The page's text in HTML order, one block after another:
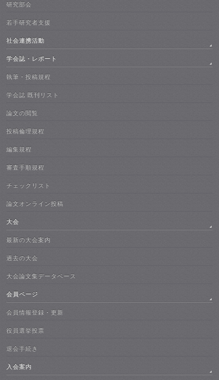
研究部会
若手研究者支援
社会連携活動
学会誌・レポート
執筆・投稿規程
学会誌 既刊リスト
論文の閲覧
投稿倫理規程
編集規程
審査手順規程
チェックリスト
論文オンライン投稿
大会
最新の大会案内
過去の大会
大会論文集データベース
会員ページ
会員情報登録・更新
役員選挙投票
退会手続き
入会案内